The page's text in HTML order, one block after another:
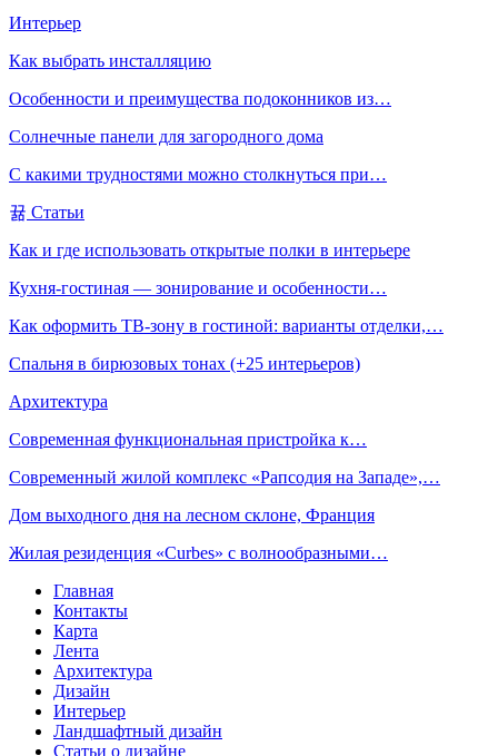
Интерьер
Как выбрать инсталляцию
Особенности и преимущества подоконников из…
Солнечные панели для загородного дома
С какими трудностями можно столкнуться при…
Статьи
Как и где использовать открытые полки в интерьере
Кухня-гостиная — зонирование и особенности…
Как оформить ТВ-зону в гостиной: варианты отделки,…
Спальня в бирюзовых тонах (+25 интерьеров)
Архитектура
Современная функциональная пристройка к…
Современный жилой комплекс «Рапсодия на Западе»,…
Дом выходного дня на лесном склоне, Франция
Жилая резиденция «Curbes» с волнообразными…
Главная
Контакты
Карта
Лента
Архитектура
Дизайн
Интерьер
Ландшафтный дизайн
Статьи о дизайне